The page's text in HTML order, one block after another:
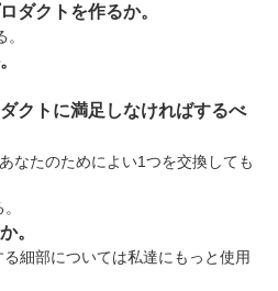
ダクトを作るか。
クトに満足しなければするべ
なたのためによい1つを交換しても
。
細部については私達にもっと使用